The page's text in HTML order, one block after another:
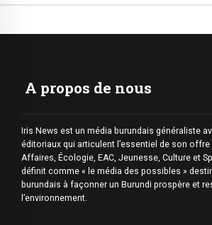
A propos de nous
Iris News est un média burundais généraliste
éditoriaux qui articulent l’essentiel de son offre
Affaires, Écologie, EAC, Jeunesse, Culture et
définit comme « le média des possibles »
burundais à façonner un Burundi prospère et
l’environnement.